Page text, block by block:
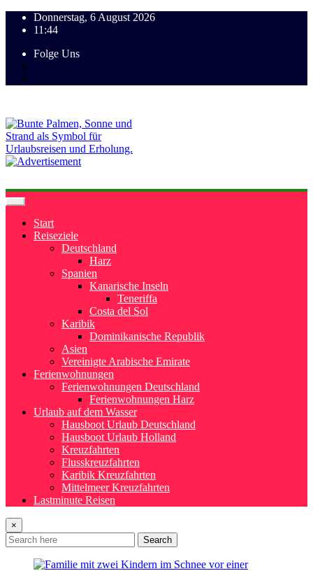
Donnerstag, 6 August 2026
11:44
Folge Uns
Start
Reiseziele
Deutschland
Harz
Spanien
Kanarische Inseln
Teneriffa
Costa del Sol
Karibik
Dominikanische Republik
Asien
Vereinigte Arabische Emirate
Ferienwohnungen
Ferienwohnungen Deutschland
Ferienwohnungen Harz
Urlaub auf dem Wasser
Hausboot Urlaub Deutschland
Hausboot Urlaub Holland
Kreuzfahrten
Flusskreuzfahrten
Karibik Kreuzfahrten
Mittelmeer Kreuzfahrten
Lastminute Reisen
×
Search